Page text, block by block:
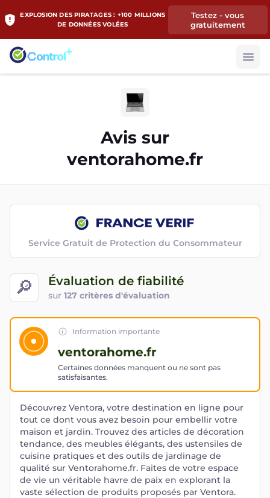
EXPLOSION DES PIRATAGES : +100 MILLIONS
DE DONNÉES VOLÉES
Testez - vous
gratuitement
Avis sur
ventorahome.fr
🔎 Évaluation de fiabilité
sur 127 critères d'évaluation
Service Gratuit de Protection du Consommateur
Information importante
ventorahome.fr
Certaines données manquent ou ne sont pas
satisfaisantes.
Découvrez Ventora, votre destination en ligne pour
tout ce dont vous avez besoin pour embellir votre
maison et jardin. Trouvez des articles de décoration
tendance, des meubles élégants, des ustensiles de
cuisine pratiques et des outils de jardinage de
qualité sur Ventorahome.fr. Faites de votre espace
de vie un véritable havre de paix en explorant la
vaste sélection de produits proposés par Ventora.